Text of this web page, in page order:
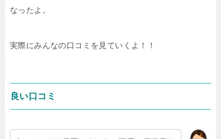
なったよ。
実際にみんなの口コミを見ていくよ！！
良い口コミ